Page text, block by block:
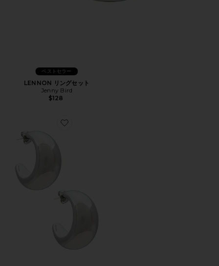
ベストセラー
LENNON リングセット
Jenny Bird
$128
Favorite TSUKI フープ